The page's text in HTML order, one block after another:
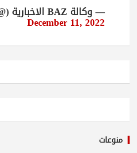
— وكالة BAZ الاخبارية (@baznewz)
December 11, 2022
منوعات